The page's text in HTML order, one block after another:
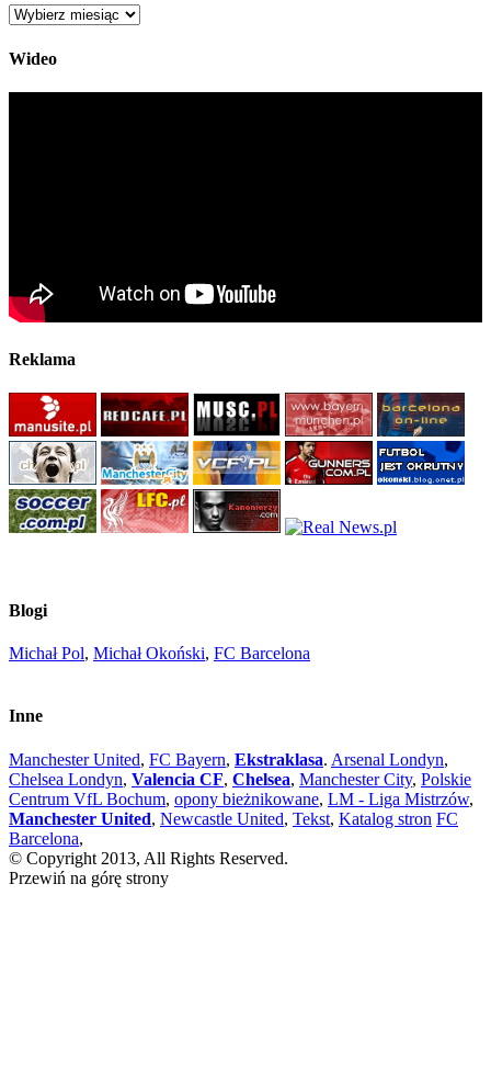
Archiwum
Wideo
Reklama
Blogi
Michał Pol, Michał Okoński, FC Barcelona
Inne
Manchester United, FC Bayern, Ekstraklasa. Arsenal Londyn,
Chelsea Londyn, Valencia CF, Chelsea, Manchester City, Polskie
Centrum VfL Bochum, opony bieżnikowane, LM - Liga Mistrzów,
Manchester United, Newcastle United, Tekst, Katalog stron FC
Barcelona,
© Copyright 2013, All Rights Reserved.
Przewiń na górę strony